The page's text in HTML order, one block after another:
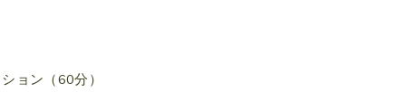
ョン（60分）